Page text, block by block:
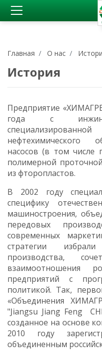
Главная О нас
История
Предприятие
года с
нефтехимического
насосов (в том числе
полимерной
из фторопластов.
В 2002 году
специфику
машиностроения,
передовых
современных
стратегии
производства,
взаимоотношения
предприятий с
политикой. Так,
«Объединения
"Jiangsu Jiang Feng
созданное на основе
2010 году
объединенным